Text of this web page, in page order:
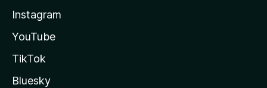
Instagram
YouTube
TikTok
Bluesky